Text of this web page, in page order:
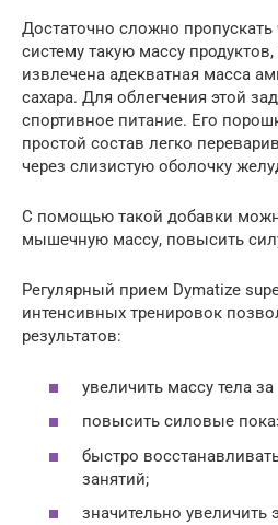
Достаточно сложно
систему такую массу
извлечена адекватная масса
сахара. Для облегчения этой
спортивное питание. Его
простой состав легко
через слизистую оболочку
С помощью такой добавки
мышечную массу, повысить
Регулярный прием Dymatize
интенсивных тренировок
результатов:
увеличить массу тела
повысить силовые
быстро
занятий;
значительно увеличить